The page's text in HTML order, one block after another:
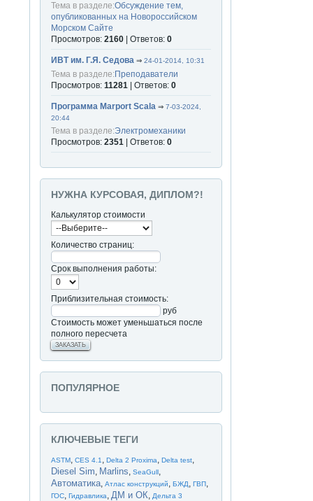
Тема в разделе:Обсуждение тем,
опубликованных на Новороссийском
Морском Сайте
Просмотров:2160 | Ответов:0
ИВТ им. Г.Я. Седова ⇒24-01-2014, 10:31
Тема в разделе:Преподаватели
Просмотров:11281 | Ответов:0
Программа Marport Scala ⇒7-03-2024,
20:44
Тема в разделе:Электромеханики
Просмотров:2351 | Ответов:0
НУЖНА КУРСОВАЯ, ДИПЛОМ?!
Калькулятор стоимости
Количество страниц:
Срок выполнения работы:
Приблизительная стоимость:
руб
Стоимость может уменьшаться после
полного пересчета
ЗАКАЗАТЬ
ПОПУЛЯРНОЕ
КЛЮЧЕВЫЕ ТЕГИ
ASTM,CES 4.1 ,Delta 2 Proxima,Delta test,
Diesel Sim, Marlins,SeaGull,
Автоматика,Атлас конструкций,БЖД,ГВП,
ГОС,Гидравлика,ДМ и ОК,Дельта 3